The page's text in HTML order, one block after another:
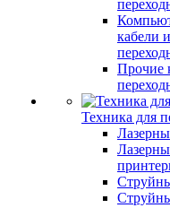
кабели и
Прочие
Техника для